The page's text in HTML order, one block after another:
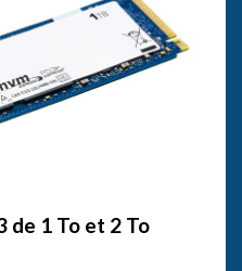
de 1 To et 2 To